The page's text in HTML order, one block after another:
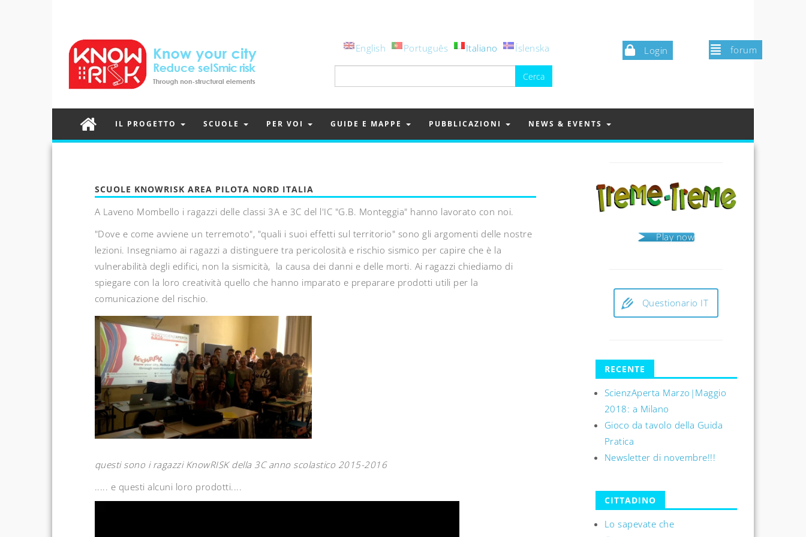
Login forum
English Português Italiano Íslenska
per:
IL PROGETTO SCUOLE PER VOI GUIDE E MAPPE PUBBLICAZIONI NEWS & EVENTS
SCUOLE KNOWRISK AREA PILOTA NORD ITALIA
A Laveno Mombello i ragazzi delle classi 3A e 3C del l'IC "G.B. Monteggia" hanno lavorato con noi.
"Dove e come avviene un terremoto", "quali i suoi effetti sul territorio" sono gli argomenti delle nostre
lezioni. Insegniamo ai ragazzi a distinguere tra pericolosità e rischio sismico per capire che è la
vulnerabilità degli edifici, non la sismicità, la causa dei danni e delle morti. Ai ragazzi chiediamo di
spiegare con la loro creatività quello che hanno imparato e preparare prodotti utili per la
comunicazione del rischio.
questi sono i ragazzi KnowRISK della 3C anno scolastico 2015-2016
..... e questi alcuni loro prodotti....
Play now
Questionario IT
RECENTE
ScienzAperta Marzo|Maggio
2018: a Milano
Gioco da tavolo della Guida
Pratica
Newsletter di novembre!!!
CITTADINO
Lo sapevate che